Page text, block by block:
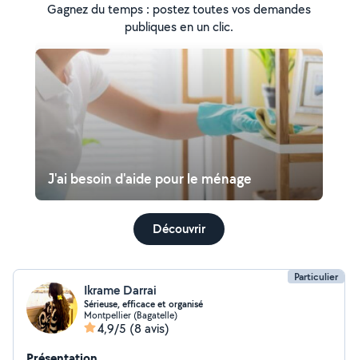
Gagnez du temps : postez toutes vos demandes
publiques en un clic.
J'ai besoin d'aide pour le ménage
Découvrir
Particulier
Ikrame Darrai
Sérieuse, efficace et organisé
Montpellier (Bagatelle)
4,9/5 (8 avis)